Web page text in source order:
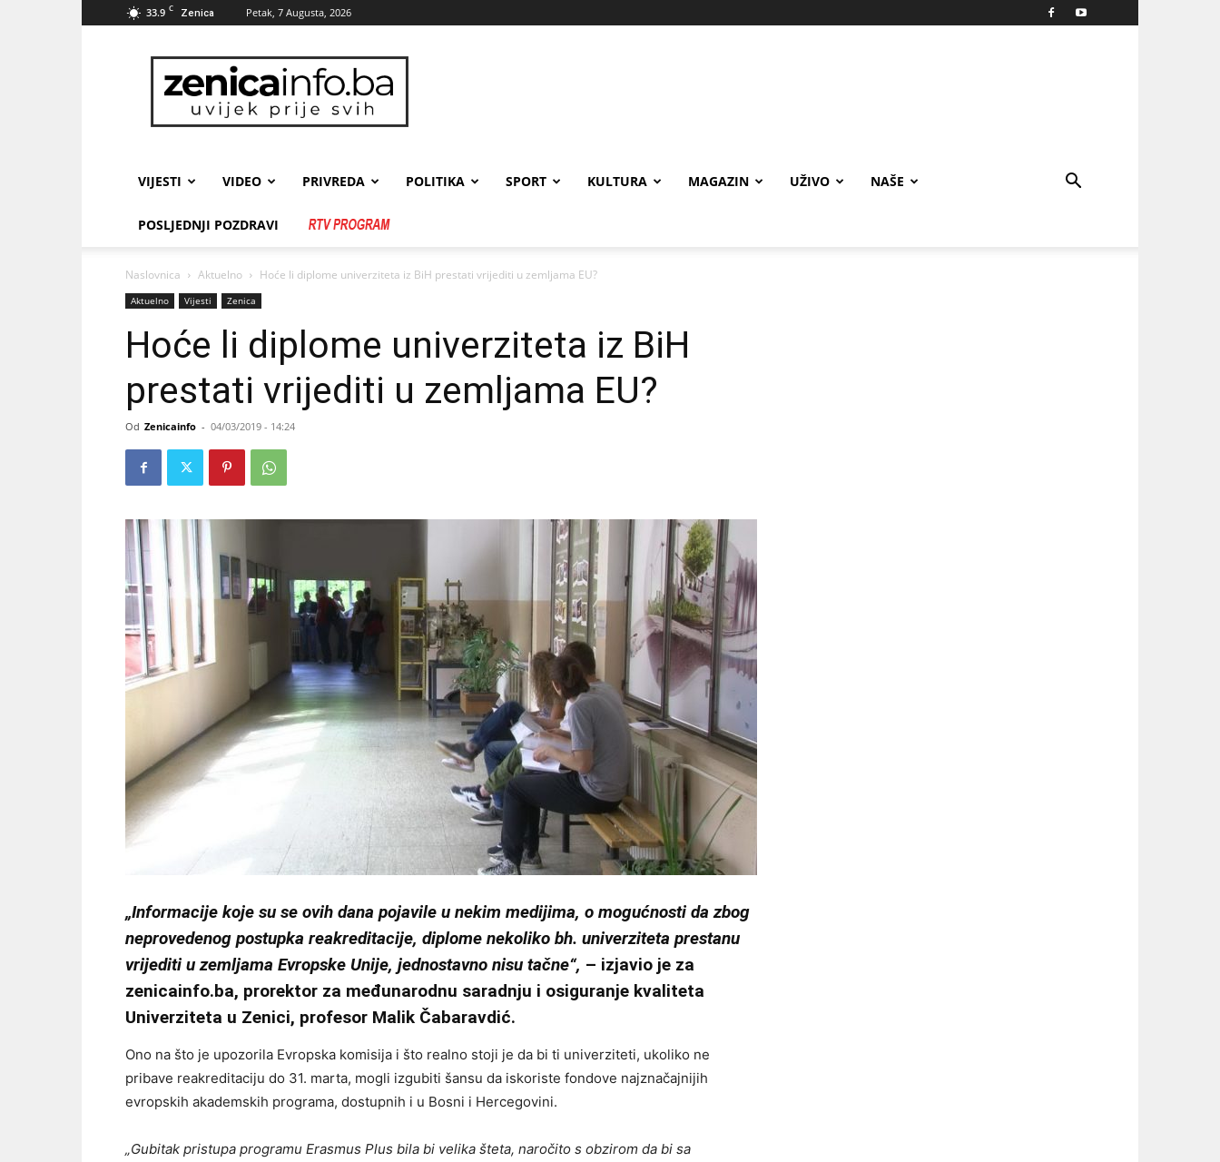
33.9 C Zenica Petak, 7 Augusta, 2026
zenicainfo.ba
VIJESTI VIDEO PRIVREDA POLITIKA SPORT KULTURA MAGAZIN UŽIVO NAŠE
POSLJEDNJI POZDRAVI
Naslovnica Aktuelno Hoće li diplome univerziteta iz BiH prestati vrijediti u zemljama EU?
Aktuelno Vijesti Zenica
Hoće li diplome univerziteta iz BiH
prestati vrijediti u zemljama EU?
Od Zenicainfo - 04/03/2019 - 14:24
„Informacije koje su se ovih dana pojavile u nekim medijima, o mogućnosti da zbog
neprovedenog postupka reakreditacije, diplome nekoliko bh. univerziteta prestanu
vrijediti u zemljama Evropske Unije, jednostavno nisu tačne“, – izjavio je za
zenicainfo.ba, prorektor za međunarodnu saradnju i osiguranje kvaliteta
Univerziteta u Zenici, profesor Malik Čabaravdić.
Ono na što je upozorila Evropska komisija i što realno stoji je da bi ti univerziteti, ukoliko ne
pribave reakreditaciju do 31. marta, mogli izgubiti šansu da iskoriste fondove najznačajnijih
evropskih akademskih programa, dostupnih i u Bosni i Hercegovini.
„Gubitak pristupa programu Erasmus Plus bila bi velika šteta, naročito s obzirom da bi sa